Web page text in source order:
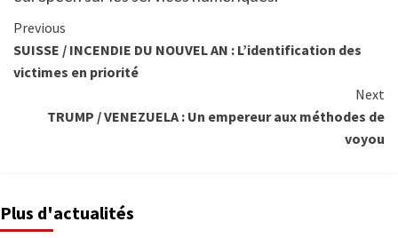
Previous
SUISSE / INCENDIE DU NOUVEL AN : L’identification des
victimes en priorité
Next
TRUMP / VENEZUELA : Un empereur aux méthodes de
voyou
Plus d'actualités